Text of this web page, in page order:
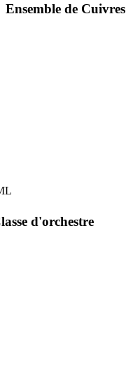
Ensemble de Cuivres
d'orchestre